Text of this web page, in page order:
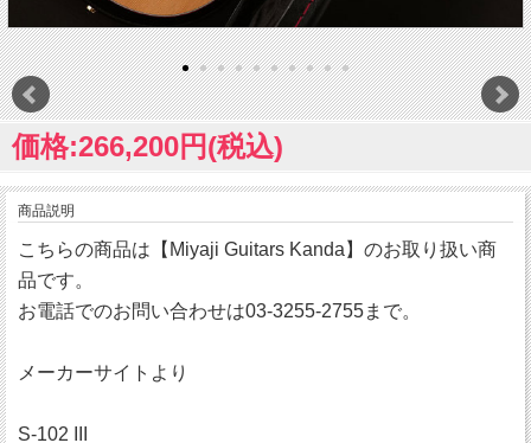
価格:266,200円(税込)
商品説明
こちらの商品は【Miyaji Guitars Kanda】のお取り扱い商
品です。
お電話でのお問い合わせは03-3255-2755まで。
メーカーサイトより
S-102 III